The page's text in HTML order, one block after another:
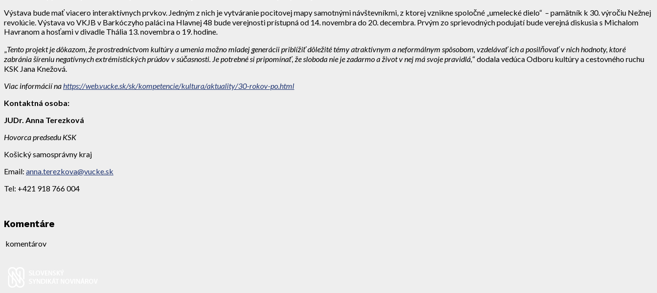
Výstava bude mať viacero interaktívnych prvkov. Jedným z nich je vytváranie pocitovej mapy samotnými návštevníkmi, z ktorej vznikne spoločné „umelecké dielo“ – pamätník k 30. výročiu Nežnej
revolúcie. Výstava vo VKJB v Barkóczyho paláci na Hlavnej 48 bude verejnosti prístupná od 14. novembra do 20. decembra. Prvým zo sprievodných podujatí bude verejná diskusia s Michalom
Havranom a hosťami v divadle Thália 13. novembra o 19. hodine.
Tento projekt je dôkazom, že prostredníctvom kultúry a umenia možno mladej generácii priblížiť dôležité témy atraktívnym a neformálnym spôsobom, vzdelávať ich a posilňovať v nich hodnoty, ktoré
zabránia šíreniunegatívnych extrémistických prúdov v súčasnosti. Je potrebné si pripomínať, že sloboda nie je zadarmo a život v nej má svoje pravidlá, “ dodala vedúca Odboru kultúry a cestovného ruchu
KSK Jana Knežová.
Viac informácií na https://web.vucke.sk/sk/kompetencie/kultura/aktuality/30-rokov-po.html
Kontaktná osoba:
JUDr. Anna Terezková
Hovorca predsedu KSK
Košický samosprávny kraj
Email: anna.terezkova@vucke.sk
Tel: +421 918 766 004
Komentáre
komentárov